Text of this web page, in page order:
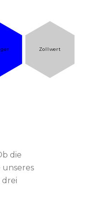
Zollwert
die